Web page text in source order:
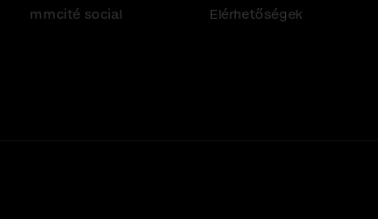
mmcité social Elérhetőségek